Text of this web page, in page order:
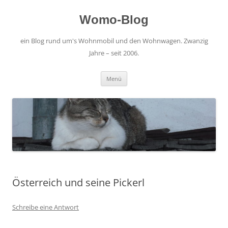
Womo-Blog
ein Blog rund um's Wohnmobil und den Wohnwagen. Zwanzig
Jahre – seit 2006.
Menü
Österreich und seine Pickerl
Schreibe eine Antwort